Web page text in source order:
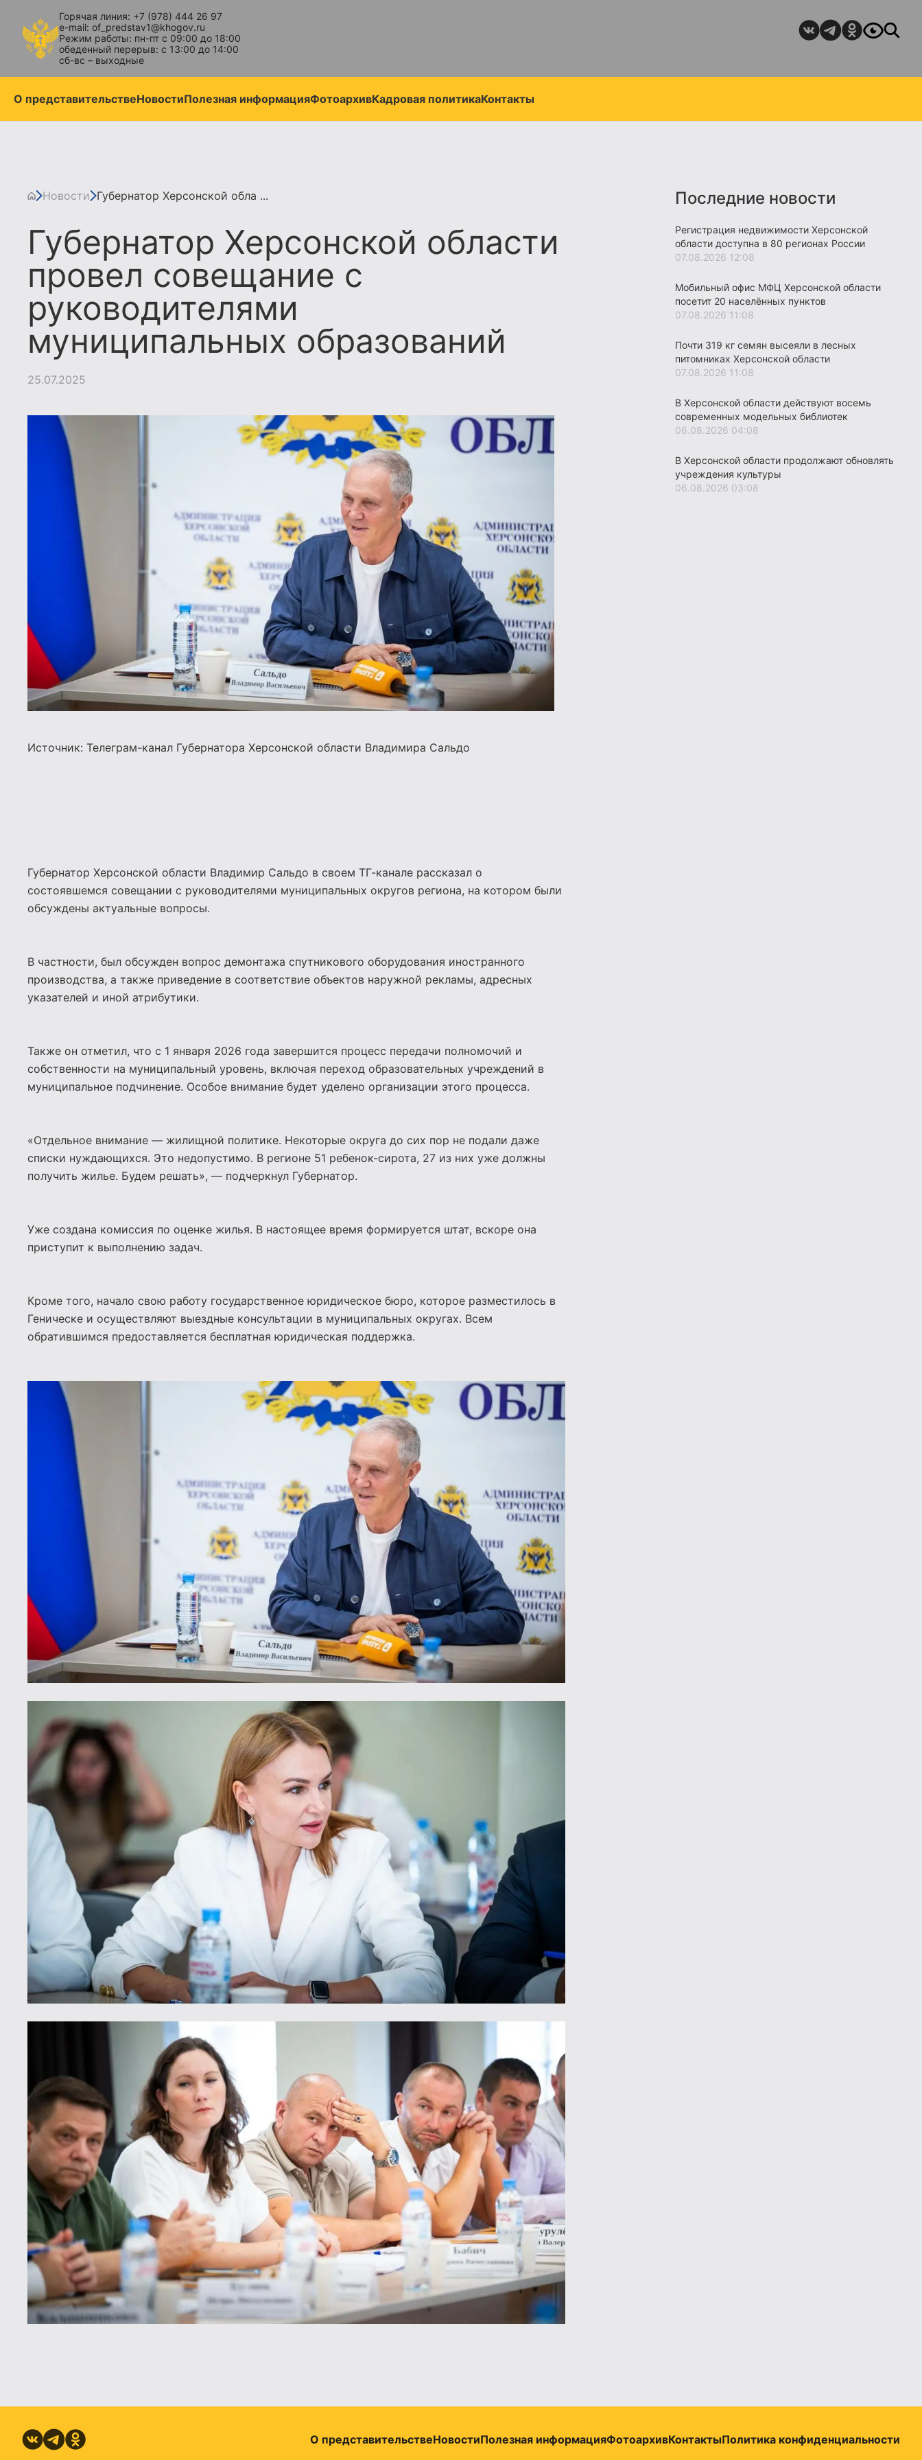
Горячая линия: +7 (978) 444 26 97
e-mail: of_predstav1@khogov.ru
Режим работы: пн-пт с 09:00 до 18:00
обеденный перерыв: с 13:00 до 14:00
сб-вс – выходные
О представительствеНовостиПолезная информацияФотоархивКадровая политикаКонтакты
Новости Губернатор Херсонской обла ...
Губернатор Херсонской области
провел совещание с
руководителями
муниципальных образований
25.07.2025
Источник: Телеграм-канал Губернатора Херсонской области Владимира Сальдо
Губернатор Херсонской области Владимир Сальдо в своем ТГ-канале рассказал о
состоявшемся совещании с руководителями муниципальных округов региона, на котором были
обсуждены актуальные вопросы.
В частности, был обсужден вопрос демонтажа спутникового оборудования иностранного
производства, а также приведение в соответствие объектов наружной рекламы, адресных
указателей и иной атрибутики.
Также он отметил, что с 1 января 2026 года завершится процесс передачи полномочий и
собственности на муниципальный уровень, включая переход образовательных учреждений в
муниципальное подчинение. Особое внимание будет уделено организации этого процесса.
«Отдельное внимание — жилищной политике. Некоторые округа до сих пор не подали даже
списки нуждающихся. Это недопустимо. В регионе 51 ребенок-сирота, 27 из них уже должны
получить жилье. Будем решать», — подчеркнул Губернатор.
Уже создана комиссия по оценке жилья. В настоящее время формируется штат, вскоре она
приступит к выполнению задач.
Кроме того, начало свою работу государственное юридическое бюро, которое разместилось в
Геническе и осуществляют выездные консультации в муниципальных округах. Всем
обратившимся предоставляется бесплатная юридическая поддержка.
Последние новости
Регистрация недвижимости Херсонской
области доступна в 80 регионах России
07.08.2026 12:08
Мобильный офис МФЦ Херсонской области
посетит 20 населённых пунктов
07.08.2026 11:08
Почти 319 кг семян высеяли в лесных
питомниках Херсонской области
07.08.2026 11:08
В Херсонской области действуют восемь
современных модельных библиотек
06.08.2026 04:08
В Херсонской области продолжают обновлять
учреждения культуры
06.08.2026 03:08
О представительствеНовостиПолезная информацияФотоархивКонтактыПолитика конфиденциальности